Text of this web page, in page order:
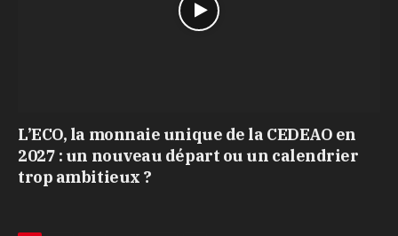
L’ECO, la monnaie unique de la CEDEAO en
2027 : un nouveau départ ou un calendrier
trop ambitieux ?